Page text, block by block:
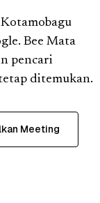
Bee Mata
pencari
ditemukan.
Meeting